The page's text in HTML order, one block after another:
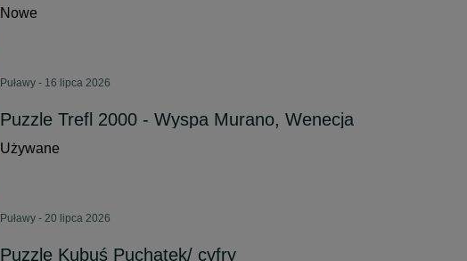
Nowe
Puławy - 16 lipca 2026
Puzzle Trefl 2000 - Wyspa Murano, Wenecja
Używane
Puławy - 20 lipca 2026
Puzzle Kubuś Puchatek/ cyfry